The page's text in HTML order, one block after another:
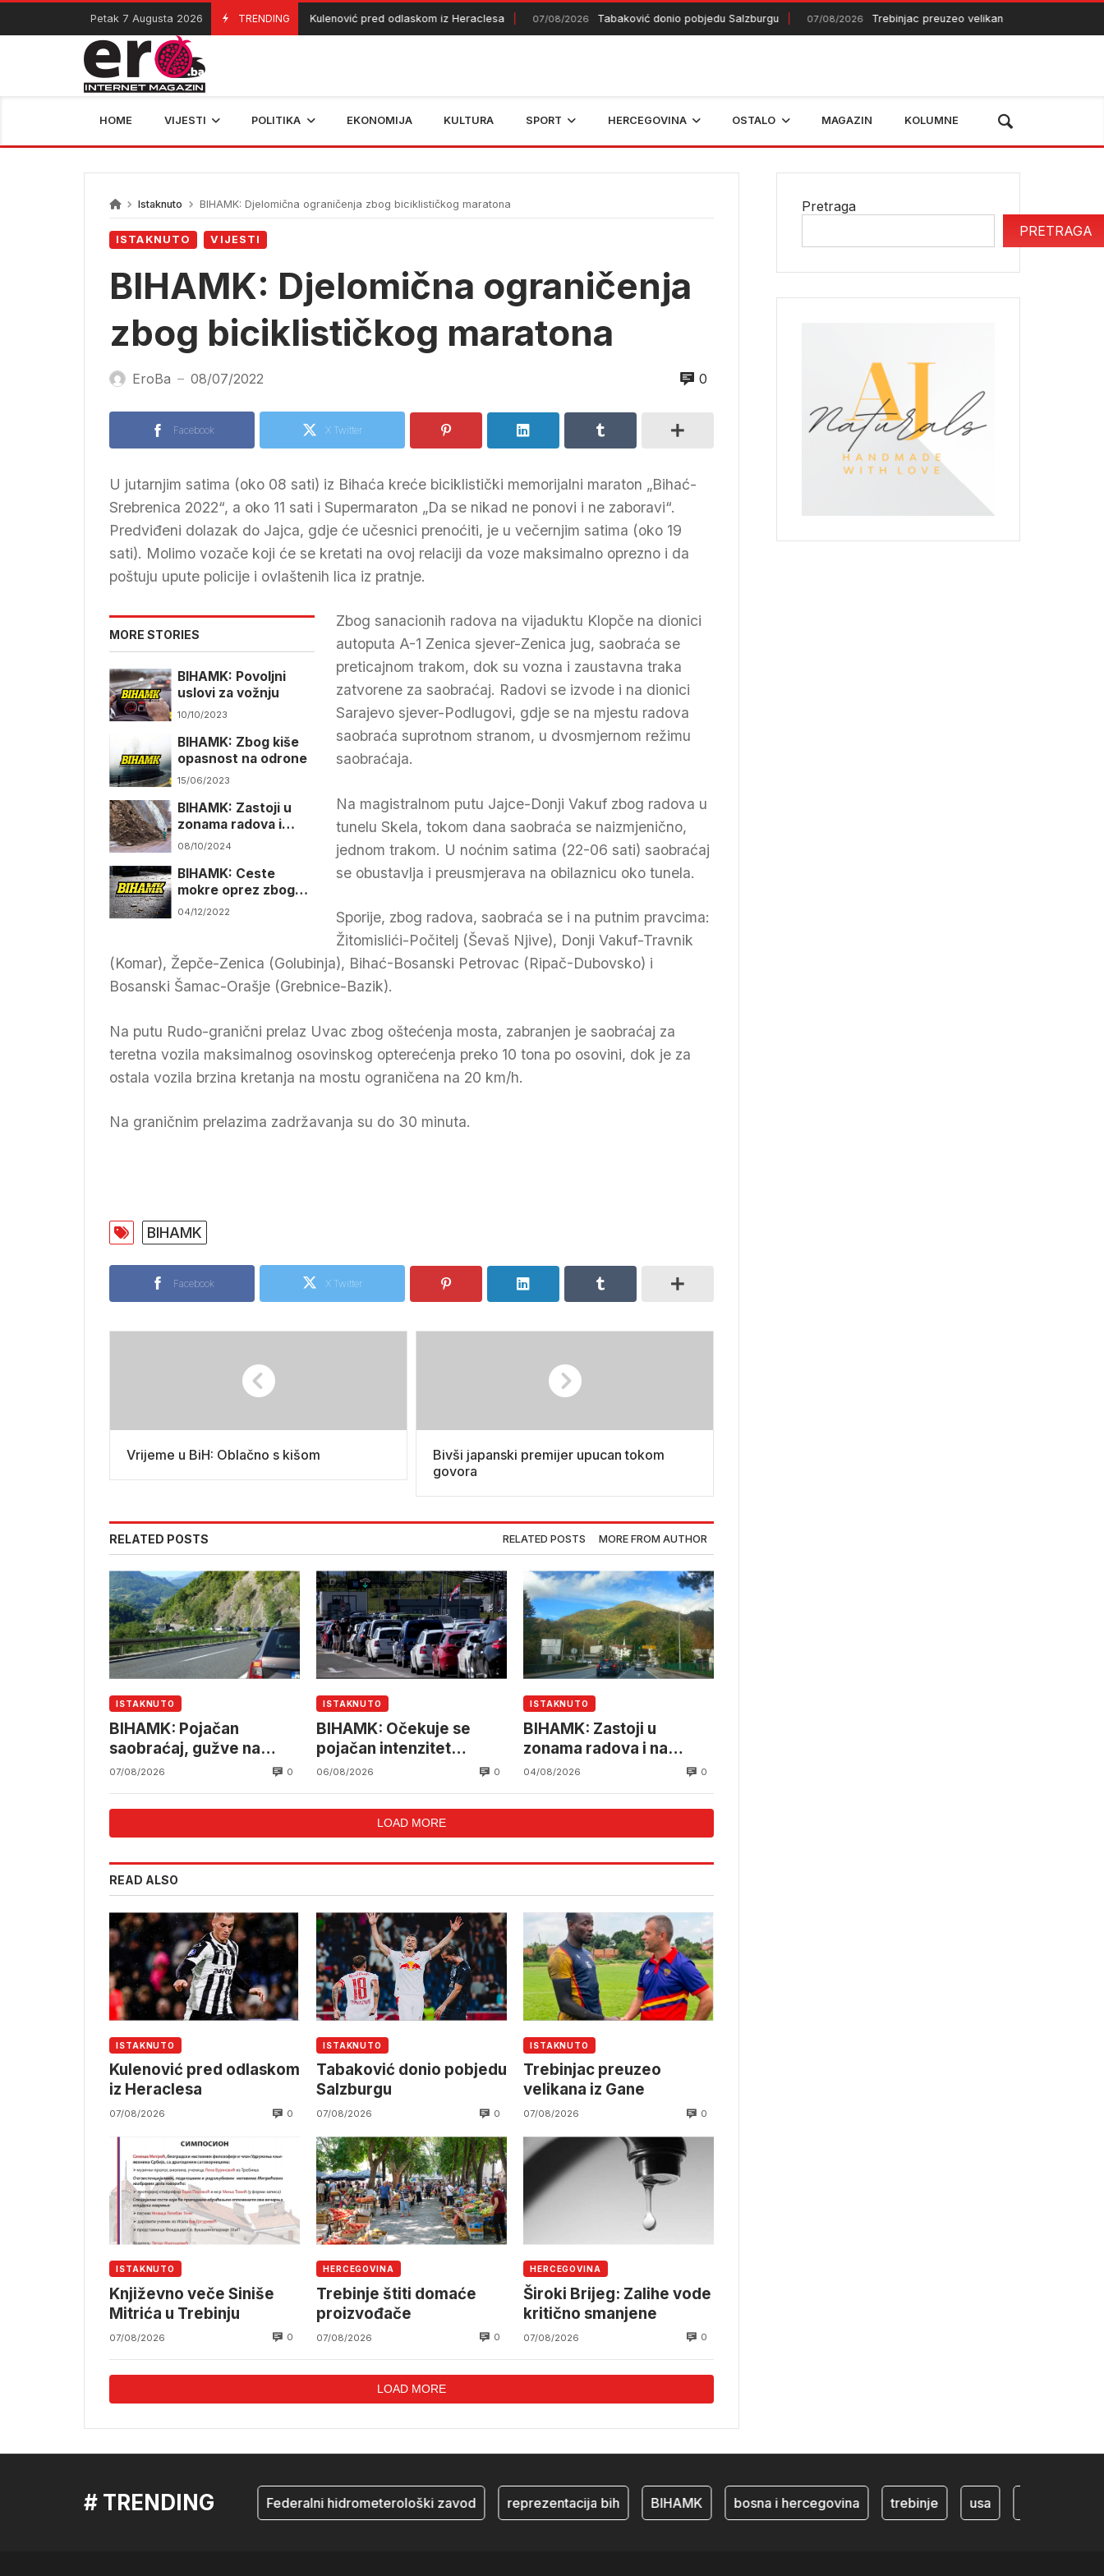
Skip
content
Petak 7 Augusta 2026 TRENDING
07/08/2026 Kulenović pred odlaskom iz Heraclesa 07/08/2026 Tabaković donio pobjedu Salzburgu 07/08/2026 Trebinjac preuzeo velikana iz Gane
HOME VIJESTI POLITIKA EKONOMIJA KULTURA SPORT HERCEGOVINA OSTALO MAGAZIN KOLUMNE
Istaknuto BIHAMK: Djelomična ograničenja zbog biciklističkog maratona
ISTAKNUTO VIJESTI
BIHAMK: Djelomična ograničenja
zbog biciklističkog maratona
EroBa — 08/07/2022 0
Facebook X Twitter
U jutarnjim satima (oko 08 sati) iz Bihaća kreće biciklistički memorijalni maraton „Bihać-
Srebrenica 2022“, a oko 11 sati i Supermaraton „Da se nikad ne ponovi i ne zaboravi“.
Predviđeni dolazak do Jajca, gdje će učesnici prenoćiti, je u večernjim satima (oko 19
sati). Molimo vozače koji će se kretati na ovoj relaciji da voze maksimalno oprezno i da
poštuju upute policije i ovlaštenih lica iz pratnje.
MORE STORIES
BIHAMK: Povoljni
uslovi za vožnju
10/10/2023
BIHAMK: Zbog kiše
opasnost na odrone
15/06/2023
BIHAMK: Zastoji u
zonama radova i
poplavljenim
08/10/2024
BIHAMK: Ceste
mokre oprez zbog
učestalih odrona
04/12/2022
Zbog sanacionih radova na vijaduktu Klopče na dionici
autoputa A-1 Zenica sjever-Zenica jug, saobraća se
preticajnom trakom, dok su vozna i zaustavna traka
zatvorene za saobraćaj. Radovi se izvode i na dionici
Sarajevo sjever-Podlugovi, gdje se na mjestu radova
saobraća suprotnom stranom, u dvosmjernom režimu
saobraćaja.
Na magistralnom putu Jajce-Donji Vakuf zbog radova u
tunelu Skela, tokom dana saobraća se naizmjenično,
jednom trakom. U noćnim satima (22-06 sati) saobraćaj
se obustavlja i preusmjerava na obilaznicu oko tunela.
Sporije, zbog radova, saobraća se i na putnim pravcima:
Žitomislići-Počitelj (Ševaš Njive), Donji Vakuf-Travnik
(Komar), Žepče-Zenica (Golubinja), Bihać-Bosanski Petrovac (Ripač-Dubovsko) i
Bosanski Šamac-Orašje (Grebnice-Bazik).
Na putu Rudo-granični prelaz Uvac zbog oštećenja mosta, zabranjen je saobraćaj za
teretna vozila maksimalnog osovinskog opterećenja preko 10 tona po osovini, dok je za
ostala vozila brzina kretanja na mostu ograničena na 20 km/h.
Na graničnim prelazima zadržavanja su do 30 minuta.
BIHAMK
Facebook X Twitter
Vrijeme u BiH: Oblačno s kišom
Bivši japanski premijer upucan tokom
govora
RELATED POSTS RELATED POSTS MORE FROM AUTHOR
ISTAKNUTO
BIHAMK: Pojačan
saobraćaj, gužve na
granicama
07/08/2026 0
ISTAKNUTO
BIHAMK: Očekuje se
pojačan intenzitet
saobraćaja
06/08/2026 0
ISTAKNUTO
BIHAMK: Zastoji u
zonama radova i na
granicama
04/08/2026 0
LOAD MORE
READ ALSO
ISTAKNUTO
Kulenović pred odlaskom
iz Heraclesa
07/08/2026 0
ISTAKNUTO
Tabaković donio pobjedu
Salzburgu
07/08/2026 0
ISTAKNUTO
Trebinjac preuzeo
velikana iz Gane
07/08/2026 0
ISTAKNUTO
Književno veče Siniše
Mitrića u Trebinju
07/08/2026 0
HERCEGOVINA
Trebinje štiti domaće
proizvođače
07/08/2026 0
HERCEGOVINA
Široki Brijeg: Zalihe vode
kritično smanjene
07/08/2026 0
LOAD MORE
Pretraga
PRETRAGA
# TRENDING
mostar Federalni hidrometerološki zavod reprezentacija bih BIHAMK bosna i hercegovina trebinje